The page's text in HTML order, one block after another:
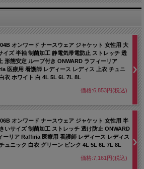
オンワード ナースウェア ジャケット 女性用 大
イズ 半袖 制菌加工 静電気帯電防止 ストレッチ 透
形態安定 ループ付き ONWARD ラフィーリア
医療用 看護師 レディース レディス 上衣 チュニ
衣 ホワイト 白 4L 5L 6L 7L 8L
価格:6,853円(税込)
オンワード ナースウェア ジャケット 女性用 半
いサイズ 制菌加工 ストレッチ 透け防止 ONWARD
ーリア Raffiria 医療用 看護師 レディース レディス
チュニック 白衣 グリーン ピンク 4L 5L 6L 7L 8L
価格:7,161円(税込)